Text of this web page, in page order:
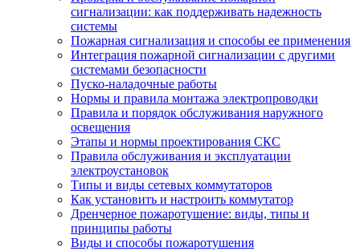
сигнализации: как поддерживать надежность
системы
Пожарная сигнализация и способы ее применения
Интеграция пожарной сигнализации с другими
системами безопасности
Пуско-наладочные работы
Нормы и правила монтажа электропроводки
Правила и порядок обслуживания наружного
освещения
Этапы и нормы проектирования СКС
Правила обслуживания и эксплуатации
электроустановок
Типы и виды сетевых коммутаторов
Как установить и настроить коммутатор
Дренчерное пожаротушение: виды, типы и
принципы работы
Виды и способы пожаротушения